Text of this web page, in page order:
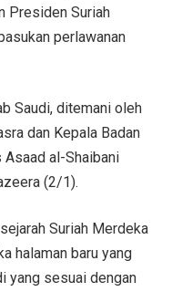
Presiden Suriah
perlawanan
Saudi, ditemani oleh
dan Kepala Badan
Asaad al-Shaibani
(2/1).
Suriah Merdeka
halaman baru yang
yang sesuai dengan